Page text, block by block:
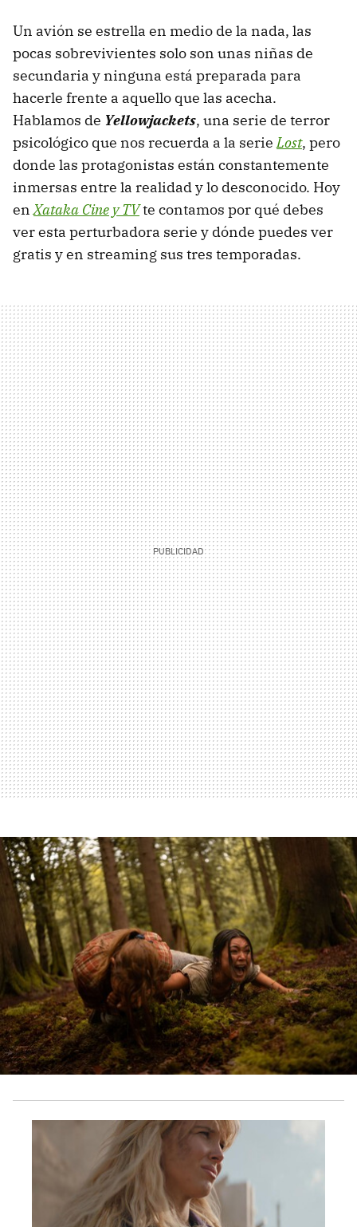
Un avión se estrella en medio de la nada, las
pocas sobrevivientes solo son unas niñas de
secundaria y ninguna está preparada para
hacerle frente a aquello que las acecha.
Hablamos de Yellowjackets, una serie de terror
psicológico que nos recuerda a la serieLost, pero
donde las protagonistas están constantemente
inmersas entre la realidad y lo desconocido. Hoy
enXataka Cine y TVte contamos por qué debes
ver esta perturbadora serie y dónde puedes ver
gratis y en streaming sus tres temporadas.